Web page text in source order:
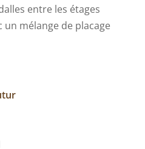
entre les étages
un mélange de placage